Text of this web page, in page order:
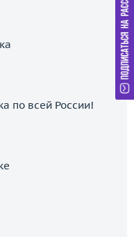
по всей России!